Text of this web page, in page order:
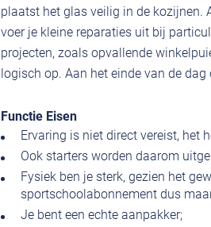
plaatst het glas veilig in de kozijnen.
voer je kleine reparaties uit bij
projecten, zoals opvallende
logisch op. Aan het einde van de
Functie Eisen
Ervaring is niet direct vereist, het
Ook starters worden daarom
Fysiek ben je sterk, gezien het
sportschoolabonnement dus
Je bent een echte aanpakker;